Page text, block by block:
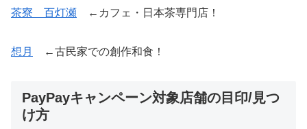
茶寮 百灯瀬 ←カフェ・日本茶専門店！
想月 ←古民家での創作和食！
PayPayキャンペーン対象店舗の目印/見つ
け方